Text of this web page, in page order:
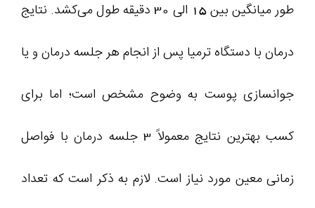
طور میانگین بین 15 الی 30 دقیقه طول می‌کشد. نتایج
درمان با دستگاه ترمیا پس از انجام هر جلسه درمان و یا
جوانسازی پوست به وضوح مشخص است؛ اما برای
کسب بهترین نتایج معمولاً 3 جلسه درمان با فواصل
زمانی معین مورد نیاز است. لازم به ذکر است که تعداد